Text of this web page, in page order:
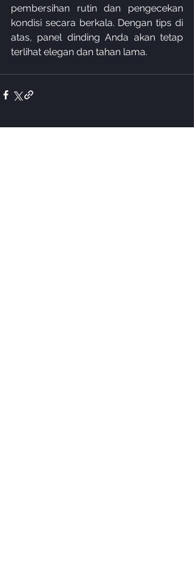
pembersihan rutin dan pengecekan
kondisi secara berkala. Dengan tips di
atas, panel dinding Anda akan tetap
terlihat elegan dan tahan lama.